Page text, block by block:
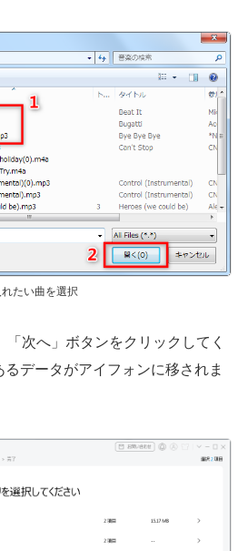
れたい曲を選択
次へ」ボタンをクリックしてく
データがアイフォンに移されま